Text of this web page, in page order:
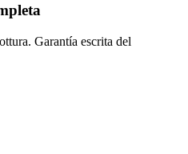
Garantía escrita del